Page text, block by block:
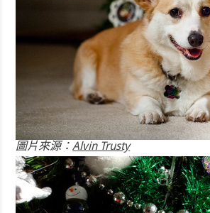
圖片來源：Alvin Trusty